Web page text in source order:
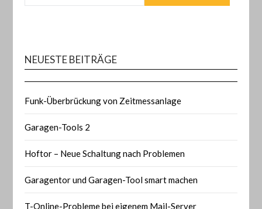
NEUESTE BEITRÄGE
Funk-Überbrückung von Zeitmessanlage
Garagen-Tools 2
Hoftor – Neue Schaltung nach Problemen
Garagentor und Garagen-Tool smart machen
T-Online-Probleme bei eigenem Mail-Server